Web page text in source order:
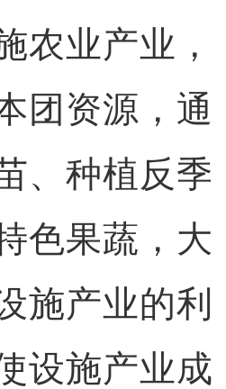
农业产业，
团资源，通
、种植反季
色果蔬，大
施产业的利
设施产业成